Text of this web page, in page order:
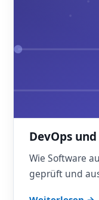
DevOps
Wie Software
geprüft und